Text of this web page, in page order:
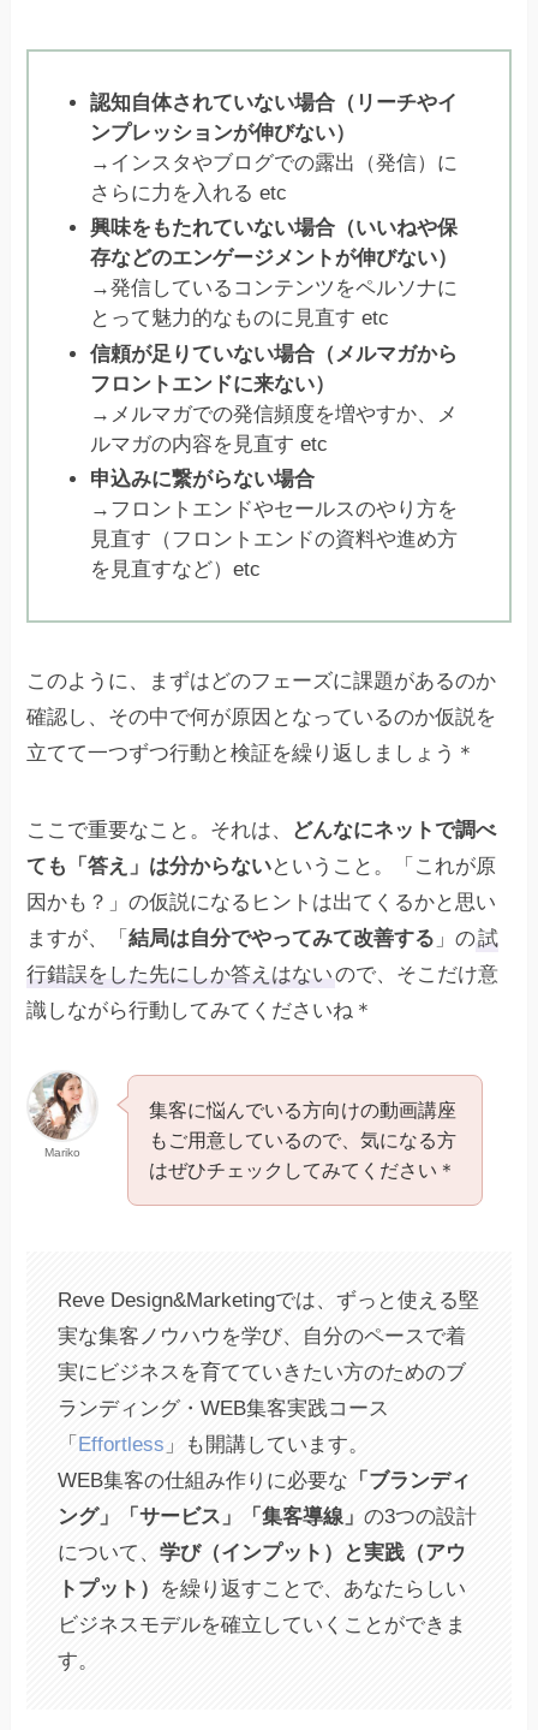
認知自体されていない場合（リーチやイ
ンプレッションが伸びない）
→インスタやブログでの露出（発信）に
さらに力を入れる etc
興味をもたれていない場合（いいねや保
存などのエンゲージメントが伸びない）
→発信しているコンテンツをペルソナに
とって魅力的なものに見直す etc
信頼が足りていない場合（メルマガから
フロントエンドに来ない）
→メルマガでの発信頻度を増やすか、メ
ルマガの内容を見直す etc
申込みに繋がらない場合
→フロントエンドやセールスのやり方を
見直す（フロントエンドの資料や進め方
を見直すなど）etc
このように、まずはどのフェーズに課題があるのか
確認し、その中で何が原因となっているのか仮説を
立てて一つずつ行動と検証を繰り返しましょう＊
ここで重要なこと。それは、 どんなにネットで調べ
ても「答え」は分からないということ。「これが原
因かも？」の仮説になるヒントは出てくるかと思い
ますが、「結局は自分でやってみて改善する 」の試
行錯誤をした先にしか答えはないので、そこだけ意
識しながら行動してみてくださいね＊
Mariko
集客に悩んでいる方向けの動画講座
もご用意しているので、気になる方
はぜひチェックしてみてください＊
Reve Design&Marketingでは、ずっと使える堅
実な集客ノウハウを学び、自分のペースで着
実にビジネスを育てていきたい方のためのブ
ランディング・WEB集客実践コース
「 Effortless 」も開講しています。
WEB集客の仕組み作りに必要な 「ブランディ
ング」「サービス」「集客導線」 の3つの設計
について、 学び（インプット）と実践（アウ
トプット）
を繰り返すことで、あなたらしい
ビジネスモデルを確立していくことができま
す。